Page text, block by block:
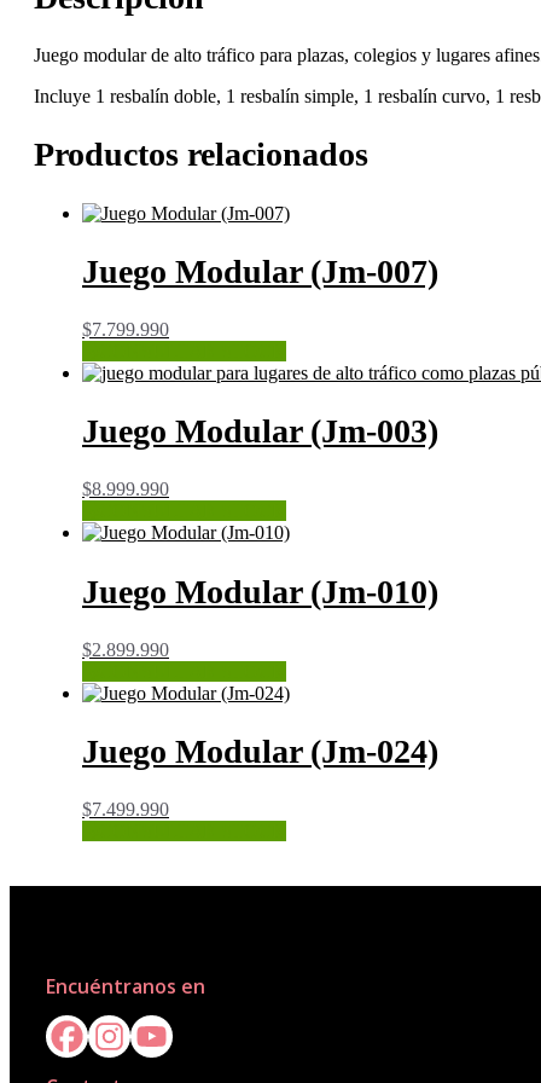
Juego modular de alto tráfico para plazas, colegios y lugares
Incluye 1 resbalín doble, 1 resbalín simple, 1 resbalín curvo, 1
Productos relacionados
Juego Modular (Jm-007)
$7.799.990
Juego Modular (Jm-003)
$8.999.990
Juego Modular (Jm-010)
$2.899.990
Juego Modular (Jm-024)
$7.499.990
Encuéntranos en